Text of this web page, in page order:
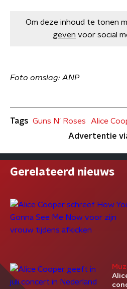
Om deze inhoud te tonen
geven voor social
Foto omslag: ANP
Tags Guns N' Roses
Alice
Advertentie
Gerelateerd nieuws